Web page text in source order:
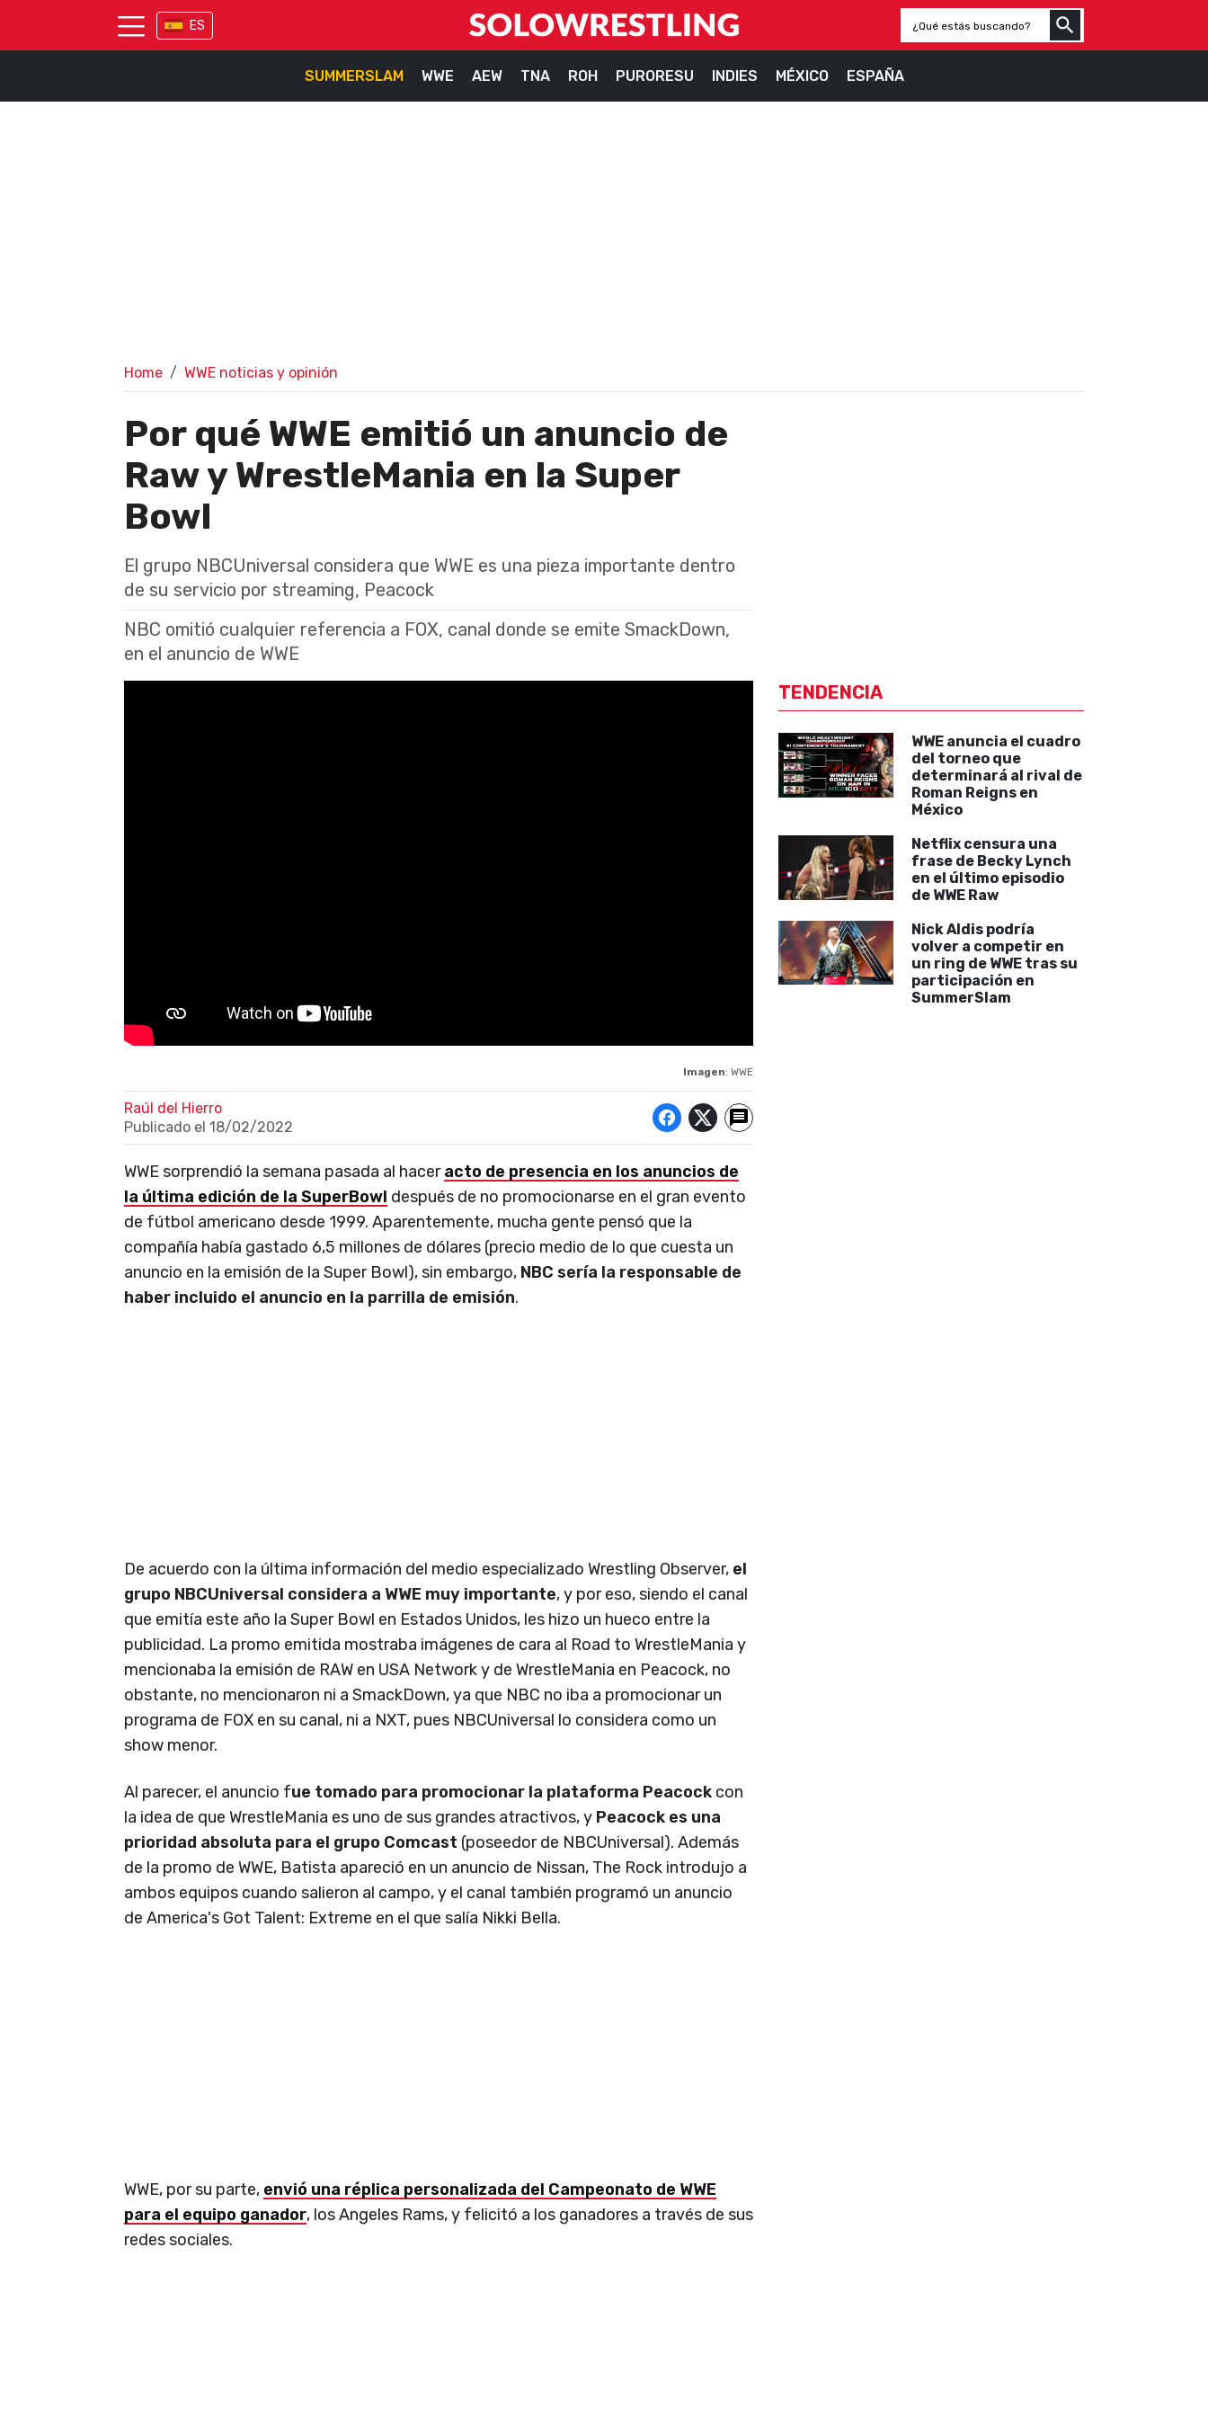
ES
SUMMERSLAM WWE AEW TNA ROH PURORESU INDIES MÉXICO ESPAÑA
Home WWE noticias y opinión
Por qué WWE emitió un anuncio de
Raw y WrestleMania en la Super
Bowl
El grupo NBCUniversal considera que WWE es una pieza importante dentro
de su servicio por streaming, Peacock
NBC omitió cualquier referencia a FOX, canal donde se emite SmackDown,
en el anuncio de WWE
Imagen: WWE
Raúl del Hierro
Publicado el 18/02/2022
WWE sorprendió la semana pasada al haceracto de presencia en los anuncios de
la última edición de la SuperBowl después de no promocionarse en el gran evento
de fútbol americano desde 1999. Aparentemente, mucha gente pensó que la
compañía había gastado 6,5 millones de dólares (precio medio de lo que cuesta un
anuncio en la emisión de la Super Bowl), sin embargo, NBC sería la responsable de
haber incluido el anuncio en la parrilla de emisión.
De acuerdo con la última información del medio especializado Wrestling Observer, el
grupo NBCUniversal considera a WWE muy importante, y por eso, siendo el canal
que emitía este año la Super Bowl en Estados Unidos, les hizo un hueco entre la
publicidad. La promo emitida mostraba imágenes de cara al Road to WrestleMania y
mencionaba la emisión de RAW en USA Network y de WrestleMania en Peacock, no
obstante, no mencionaron ni a SmackDown, ya que NBC no iba a promocionar un
programa de FOX en su canal, ni a NXT, pues NBCUniversal lo considera como un
show menor.
Al parecer, el anuncio fue tomado para promocionar la plataforma Peacock con
la idea de que WrestleMania es uno de sus grandes atractivos, y Peacock es una
prioridad absoluta para el grupo Comcast (poseedor de NBCUniversal). Además
de la promo de WWE, Batista apareció en un anuncio de Nissan, The Rock introdujo a
ambos equipos cuando salieron al campo, y el canal también programó un anuncio
de America's Got Talent: Extreme en el que salía Nikki Bella.
WWE, por su parte, envió una réplica personalizada del Campeonato de WWE
para el equipo ganador, los Angeles Rams, y felicitó a los ganadores a través de sus
redes sociales.
TENDENCIA
WWE anuncia el cuadro
del torneo que
determinará al rival de
Roman Reigns en
México
Netflix censura una
frase de Becky Lynch
en el último episodio
de WWE Raw
Nick Aldis podría
volver a competir en
un ring de WWE tras su
participación en
SummerSlam